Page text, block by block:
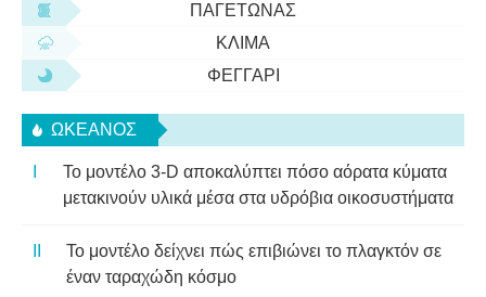
ΠΑΓΕΤΏΝΑΣ
ΚΛΊΜΑ
ΦΕΓΓΆΡΙ
ΩΚΕΑΝΌΣ
Το μοντέλο 3-D αποκαλύπτει πόσο αόρατα κύματα
μετακινούν υλικά μέσα στα υδρόβια οικοσυστήματα
Το μοντέλο δείχνει πώς επιβιώνει το πλαγκτόν σε
έναν ταραχώδη κόσμο